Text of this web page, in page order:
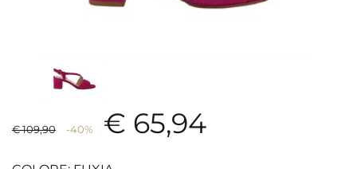
€ 109,90 -40% € 65,94